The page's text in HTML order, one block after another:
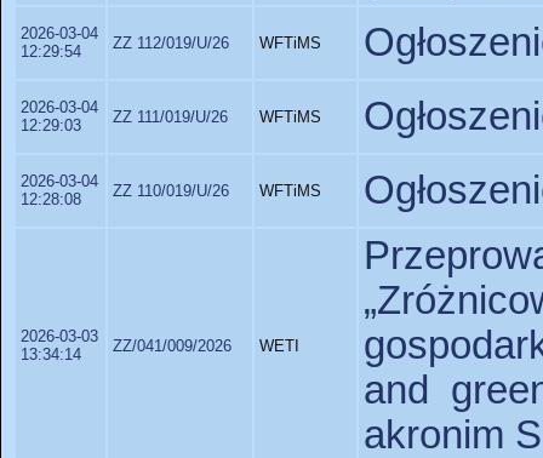
2026-03-04
12:29:54
ZZ 112/019/U/26 WFTiMS
2026-03-04
12:29:03
ZZ 111/019/U/26 WFTiMS
2026-03-04
12:28:08
ZZ 110/019/U/26 WFTiMS
2026-03-03
13:34:14
ZZ/041/009/2026 WETI
and
akronim